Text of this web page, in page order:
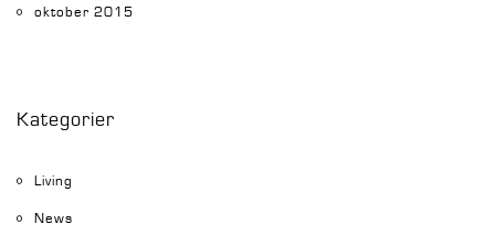
oktober 2015
Kategorier
Living
News